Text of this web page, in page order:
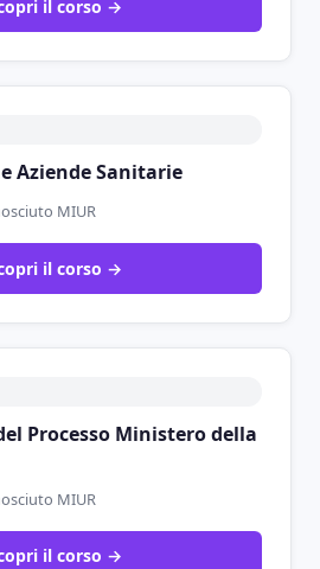
il corso →
Aziende Sanitarie
MIUR
il corso →
Processo Ministero della
MIUR
il corso →